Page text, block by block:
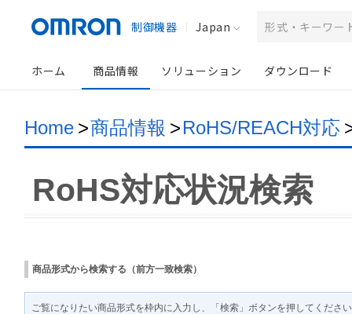
制御機器 Japan
ホーム 商品情報 ソリューション ダウンロード
Home >商品情報 >RoHS/REACH対応
RoHS対応状況検索
商品形式から検索する（前方一致検索）
ご覧になりたい商品形式を枠内に入力し、「検索」ボタンを押してくださ